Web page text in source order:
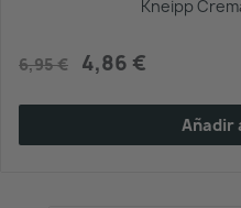
Kneipp
6,95 € 4,86 €
Añadir